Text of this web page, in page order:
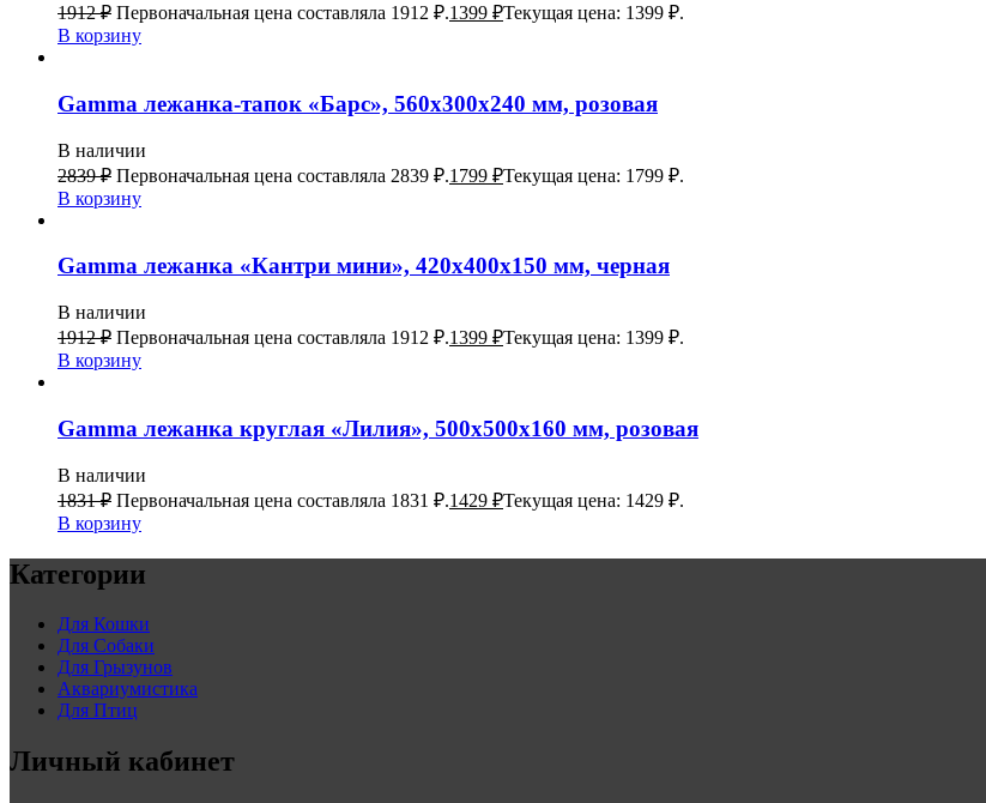
1912₽ Первоначальная цена составляла 1912 ₽.1399 ₽Текущая цена: 1399 ₽.
В корзину
Gamma лежанка-тапок «Барс», 560х300х240 мм, розовая
В наличии
2839₽ Первоначальная цена составляла 2839 ₽.1799 ₽Текущая цена: 1799 ₽.
В корзину
Gamma лежанка «Кантри мини», 420х400х150 мм, черная
В наличии
1912₽ Первоначальная цена составляла 1912 ₽.1399 ₽Текущая цена: 1399 ₽.
В корзину
Gamma лежанка круглая «Лилия», 500х500х160 мм, розовая
В наличии
1831₽ Первоначальная цена составляла 1831 ₽.1429 ₽Текущая цена: 1429 ₽.
В корзину
Категории
Для Кошки
Для Собаки
Для Грызунов
Аквариумистика
Для Птиц
Личный кабинет